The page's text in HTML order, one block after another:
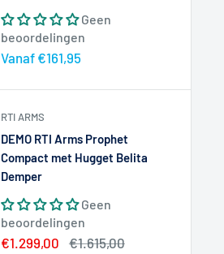
Geen
beoordelingen
Actieprijs
Vanaf €161,95
RTI ARMS
DEMO RTI Arms Prophet
Compact met Hugget Belita
Demper
Geen
beoordelingen
Actieprijs
€1.299,00
Normale
€1.615,00